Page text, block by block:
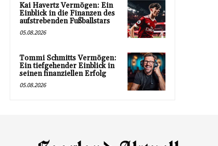
Kai Havertz Vermögen: Ein
Einblick in die Finanzen des
aufstrebenden Fußballstars
05.08.2026
Tommi Schmitts Vermögen:
Ein tiefgehender Einblick in
seinen finanziellen Erfolg
05.08.2026